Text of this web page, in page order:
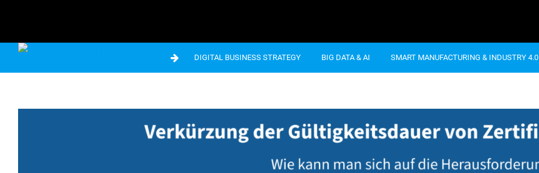
DIGITAL BUSINESS STRATEGY BIG DATA & AI SMART MANUFACTURING & INDUSTRY 4.0